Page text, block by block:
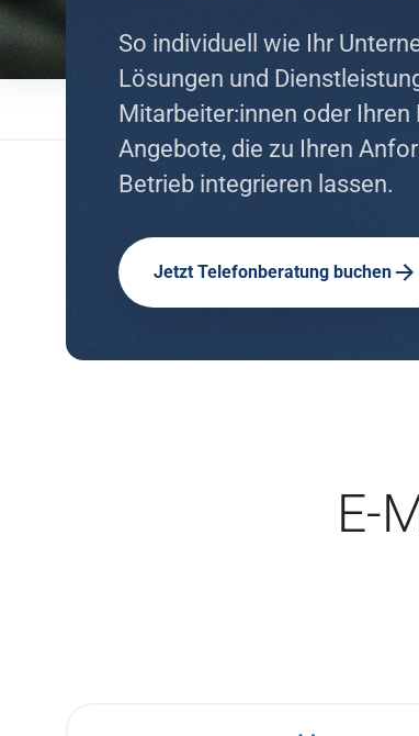
So individuell wie Ihr
Lösungen und
Mitarbeiter:innen oder
Angebote, die zu Ihren
Betrieb integrieren lassen.
Jetzt Telefonberatung buchen
E-